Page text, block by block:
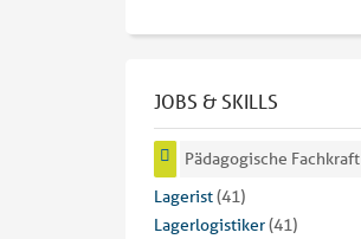
JOBS & SKILLS
Pädagogische Fachkraft
Lagerist(41)
Lagerlogistiker(41)